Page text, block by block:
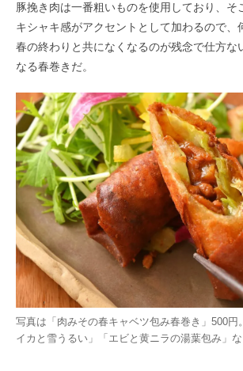
豚挽き肉は一番粗いものを使用しており、そ
キシャキ感がアクセントとして加わるので、
春の終わりと共になくなるのが残念で仕方な
なる春巻きだ。
写真は「肉みその春キャベツ包み春巻き」500円
イカと雪うるい」「エビと黄ニラの湯葉包み」な